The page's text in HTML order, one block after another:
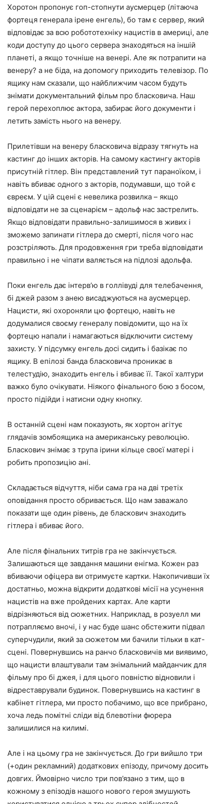
Хоротон пропонує гоп-стопнути аусмерцер (літаюча
фортеця генерала ірене енгель), бо там є сервер, який
відповідає за всю робототехніку нацистів в америці, але
коди доступу до цього сервера знаходяться на іншій
планеті, а якщо точніше на венері. Але як потрапити на
венеру? а не біда, на допомогу приходить телевізор. По
ящику нам сказали, що найближчим часом будуть
знімати документальний фільм про бласковича. Наш
герой перехоплює актора, забирає його документи і
летить замість нього на венеру.
Прилетівши на венеру бласковича відразу тягнуть на
кастинг до інших акторів. На самому кастингу акторів
присутній гітлер. Він представлений тут параноїком, і
навіть вбиває одного з акторів, подумавши, що той є
євреєм. У цій сцені є невелика розвилка – якщо
відповідати не за сценарієм – адольф нас застрелить.
Якщо відповідати правильно-залишимося в живих і
зможемо запинати гітлера до смерті, після чого нас
розстріляють. Для продовження гри треба відповідати
правильно і не чіпати валяється на підлозі адольфа.
Поки енгель дає інтерв’ю в голлівуді для телебачення,
бі джей разом з анею висаджуються на аусмерцер.
Нацисти, які охороняли цю фортецю, навіть не
додумалися своєму генералу повідомити, що на їх
фортецю напали і намагаються відключити систему
захисту. У підсумку енгель досі сидить і базікає по
ящику. В епілозі банда бласковича проникає в
телестудію, знаходить енгель і вбиває її. Такої халтури
важко було очікувати. Ніякого фінального бою з босом,
просто підійди і натисни одну кнопку.
В останній сцені нам показують, як хортон агітує
глядачів зомбоящика на американську революцію.
Бласкович знімає з трупа ірини кільце своєї матері і
робить пропозицію ані.
Складається відчуття, ніби сама гра на дві третіх
оповідання просто обривається. Що нам заважало
показати ще один рівень, де бласкович знаходить
гітлера і вбиває його.
Але після фінальних титрів гра не закінчується.
Залишаються ще завдання машини енігма. Кожен раз
вбиваючи офіцера ви отримуєте картки. Накопичивши їх
достатньо, можна відкрити додаткові місії на усунення
нацистів на вже пройдених картах. Але карти
відрізняються від сюжетних. Наприклад, в розуелл ми
потрапляємо вночі, і у нас буде шанс обстежити підвал
суперчудили, який за сюжетом ми бачили тільки в кат-
сцені. Повернувшись на ранчо бласковичів ми виявимо,
що нацисти влаштували там знімальний майданчик для
фільму про бі джея, і для цього повністю відновили і
відреставрували будинок. Повернувшись на кастинг в
кабінет гітлера, ми просто побачимо, що все прибрано,
хоча ледь помітні сліди від блевотіни фюрера
залишилися на килимі.
Але і на цьому гра не закінчується. До гри вийшло три
(+один рекламний) додаткових епізоду, причому досить
довгих. Ймовірно число три пов’язано з тим, що в
кожному з епізодів нашого нового героя змушують